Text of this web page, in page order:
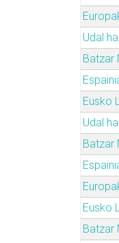
Udal
Batzar
Eusko
Udal
Batzar
Eusko
Batzar